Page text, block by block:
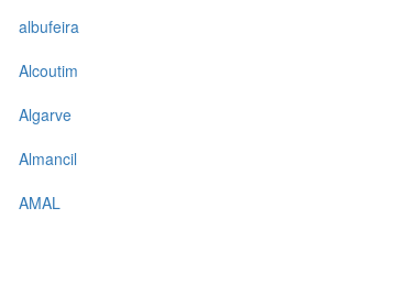
albufeira
Alcoutim
Algarve
Almancil
AMAL